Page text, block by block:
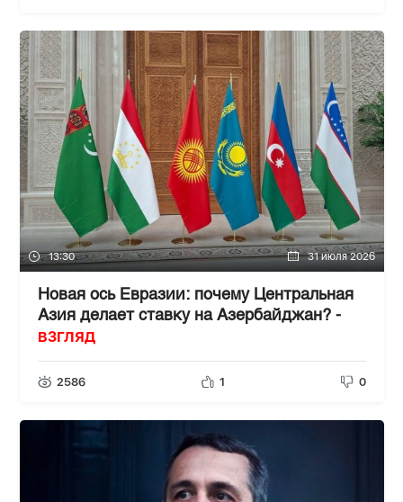
13:30 31 июля 2026
Новая ось Евразии: почему Центральная
Азия делает ставку на Азербайджан? -
ВЗГЛЯД
2586 1 0